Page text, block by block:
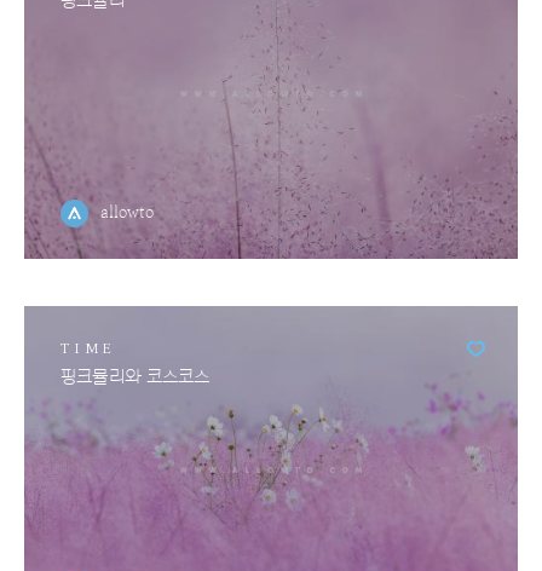
allowto
TIME
핑크뮬리와 코스코스